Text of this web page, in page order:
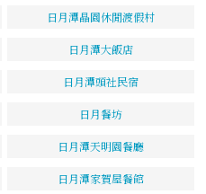
日月潭晶園休閒渡假村
日月潭大飯店
日月潭頭社民宿
日月餐坊
日月潭天明園餐廳
日月潭家賀屋餐館